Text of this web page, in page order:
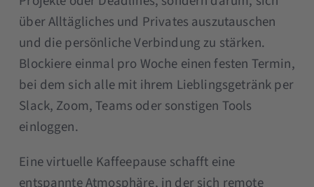
über Alltägliches und Privates auszutauschen
und die persönliche Verbindung zu stärken.
Blockiere einmal pro Woche einen festen Termin,
bei dem sich alle mit ihrem Lieblingsgetränk per
Slack, Zoom, Teams oder sonstigen Tools
einloggen.
Eine virtuelle Kaffeepause schafft eine
entspannte Atmosphäre, in der sich remote